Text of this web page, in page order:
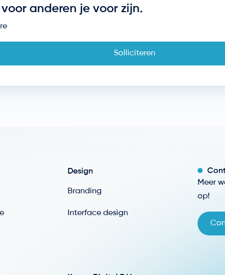
anderen je voor zijn.
Solliciteren
Design
Branding
Interface design
Meer
op!